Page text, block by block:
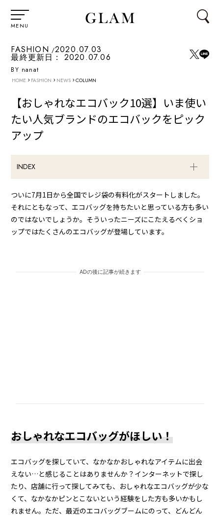
MENU
FASHION 2020.07.03
最終更新日： 2020.07.06
BY nanat
HOME › FASHION › NEWS › COLUMN
【おしゃれなエコバック10選】いま使い
たい人気ブランドのエコバックをピック
アップ
INDEX
ついに7月1日から全国でレジ袋の有料化がスタートしました。
それにともなって、エコバッグを持ちたいと思っている方も多い
のではないでしょうか。そういったニーズにこたえるべくショ
ップではたくさんのエコバッグが登場しています。
ADの後に記事が続きます
おしゃれなエコバッグがほしい！
エコバッグを探していて、なかなかおしゃれなアイテムに出会
えない…と感じることはありませんか？インターネットで探し
たり、店舗に行って探してみても、おしゃれなエコバッグが少な
くて、なかなかピンとこないという経験をした方も多いかもし
れません。ただ、最近のエコバッグブームにのって、どんどん